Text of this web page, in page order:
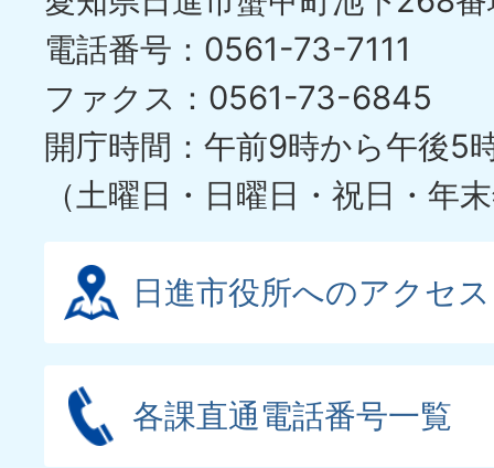
電話番号：0561-73-7111
ファクス：0561-73-6845
開庁時間：午前9時から午後5
（土曜日・日曜日・祝日・年
日進市役所へのアクセス
各課直通電話番号一覧